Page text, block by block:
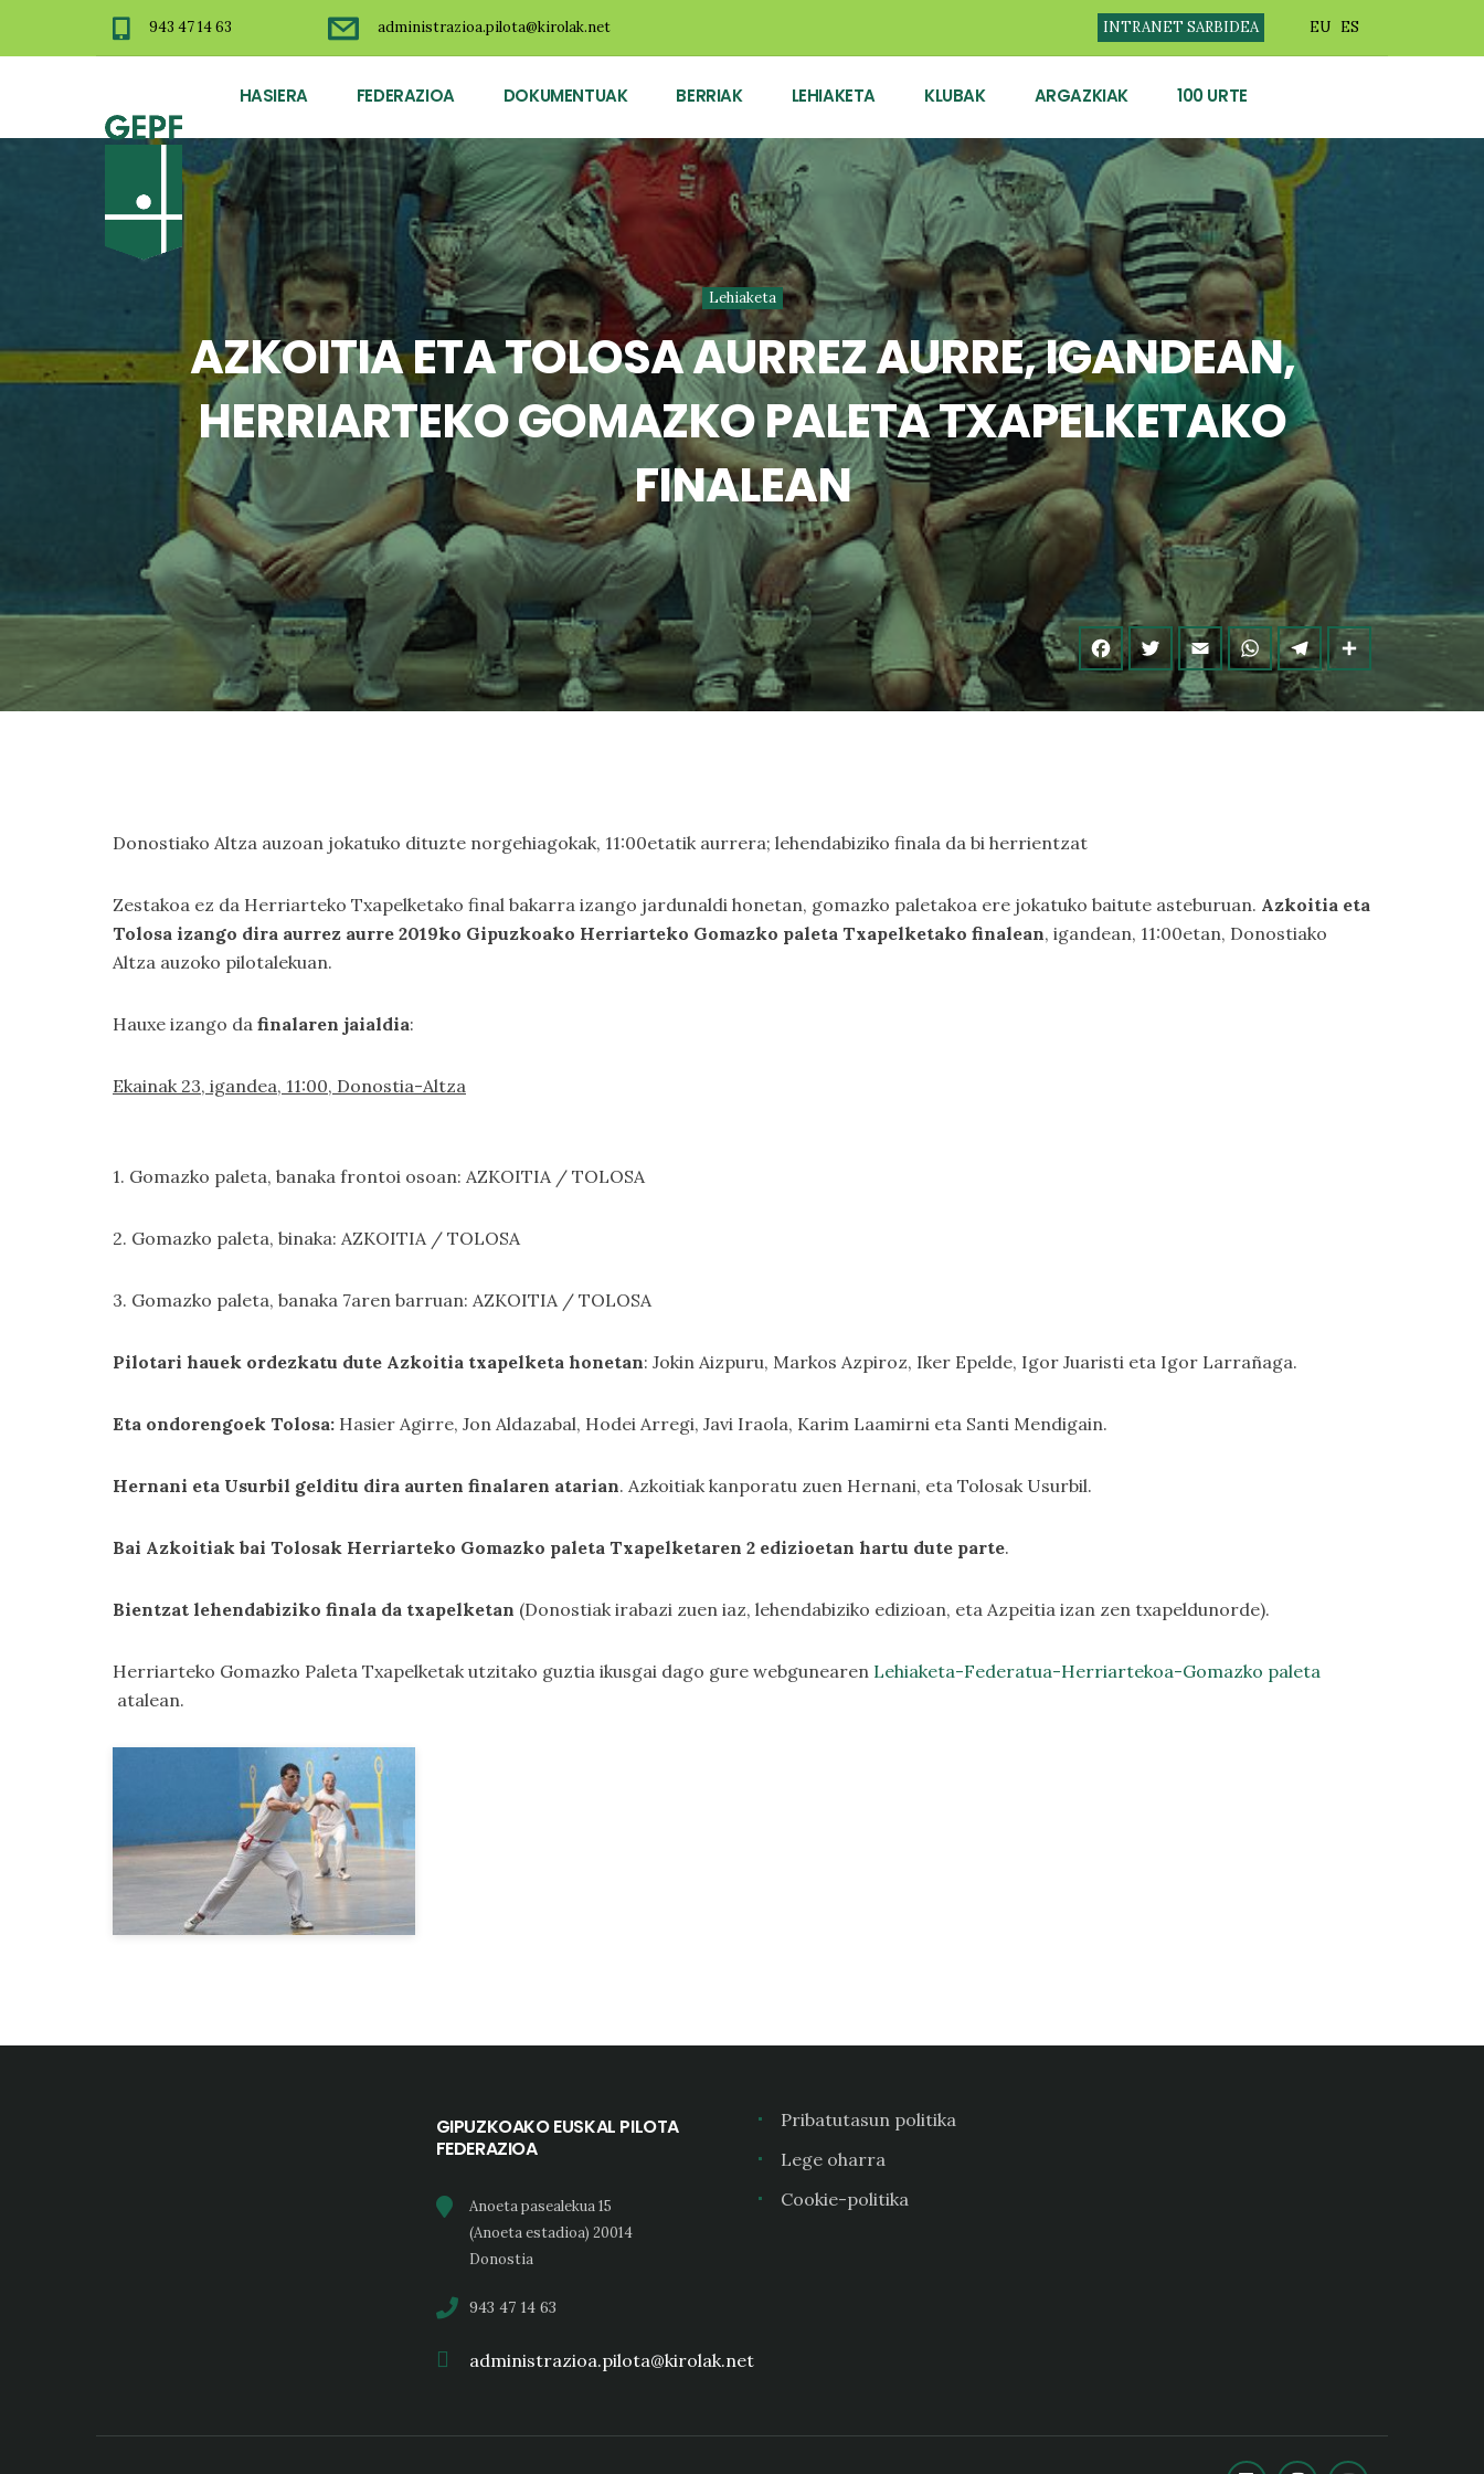
943 47 14 63 administrazioa.pilota@kirolak.net INTRANET SARBIDEA EU ES
HASIERA FEDERAZIOA DOKUMENTUAK BERRIAK LEHIAKETA KLUBAK ARGAZKIAK 100 URTE
Lehiaketa
AZKOITIA ETA TOLOSA AURREZ AURRE, IGANDEAN,
HERRIARTEKO GOMAZKO PALETA TXAPELKETAKO
FINALEAN
Donostiako Altza auzoan jokatuko dituzte norgehiagokak, 11:00etatik aurrera; lehendabiziko finala da bi herrientzat
Zestakoa ez da Herriarteko Txapelketako final bakarra izango jardunaldi honetan, gomazko paletakoa ere jokatuko baitute asteburuan. Azkoitia eta
Tolosa izango dira aurrez aurre 2019ko Gipuzkoako Herriarteko Gomazko paleta Txapelketako finalean, igandean, 11:00etan, Donostiako
Altza auzoko pilotalekuan.
Hauxe izango da finalaren jaialdia:
Ekainak 23, igandea, 11:00, Donostia-Altza
1. Gomazko paleta, banaka frontoi osoan: AZKOITIA / TOLOSA
2. Gomazko paleta, binaka: AZKOITIA / TOLOSA
3. Gomazko paleta, banaka 7aren barruan: AZKOITIA / TOLOSA
Pilotari hauek ordezkatu dute Azkoitia txapelketa honetan: Jokin Aizpuru, Markos Azpiroz, Iker Epelde, Igor Juaristi eta Igor Larrañaga.
Eta ondorengoek Tolosa: Hasier Agirre, Jon Aldazabal, Hodei Arregi, Javi Iraola, Karim Laamirni eta Santi Mendigain.
Hernani eta Usurbil gelditu dira aurten finalaren atarian. Azkoitiak kanporatu zuen Hernani, eta Tolosak Usurbil.
Bai Azkoitiak bai Tolosak Herriarteko Gomazko paleta Txapelketaren 2 edizioetan hartu dute parte.
Bientzat lehendabiziko finala da txapelketan (Donostiak irabazi zuen iaz, lehendabiziko edizioan, eta Azpeitia izan zen txapeldunorde).
Herriarteko Gomazko Paleta Txapelketak utzitako guztia ikusgai dago gure webgunearen Lehiaketa-Federatua-Herriartekoa-Gomazko paleta
atalean.
GIPUZKOAKO EUSKAL PILOTA
FEDERAZIOA
Anoeta pasealekua 15
(Anoeta estadioa) 20014
Donostia
943 47 14 63
administrazioa.pilota@kirolak.net
Pribatutasun politika
Lege oharra
Cookie-politika